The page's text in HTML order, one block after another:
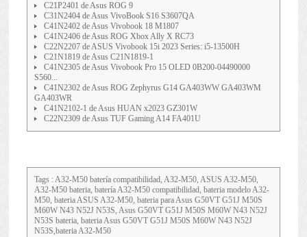
C21P2401 de Asus ROG 9
C31N2404 de Asus VivoBook S16 S3607QA
C41N2402 de Asus Vivobook 18 M1807
C41N2406 de Asus ROG Xbox Ally X RC73
C22N2207 de ASUS Vivobook 15i 2023 Series: i5-13500H
C21N1819 de Asus C21N1819-1
C41N2305 de Asus Vivobook Pro 15 OLED 0B200-04490000
S560...
C41N2302 de Asus ROG Zephyrus G14 GA403WW GA403WM
GA403WR
C41N2102-1 de Asus HUAN x2023 GZ301W
C22N2309 de Asus TUF Gaming A14 FA401U
Tags : A32-M50 batería compatibilidad, A32-M50, ASUS A32-M50,
A32-M50 bateria, batería A32-M50 compatibilidad, bateria modelo A32-
M50, bateria ASUS A32-M50, bateria para Asus G50VT G51J M50S
M60W N43 N52J N53S, Asus G50VT G51J M50S M60W N43 N52J
N53S bateria, bateria Asus G50VT G51J M50S M60W N43 N52J
N53S,bateria A32-M50